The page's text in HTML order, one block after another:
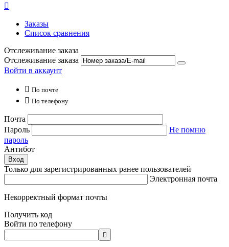

Заказы
Список сравнения
Отслеживание заказа
Отслеживание заказа
Войти в аккаунт
 По почте
 По телефону
Почта
Пароль
Не помню
пароль
Антибот
Вход
Только для зарегистрированных ранее пользователей
Электронная почта
Некорректный формат почты
Получить код
Войти по телефону
